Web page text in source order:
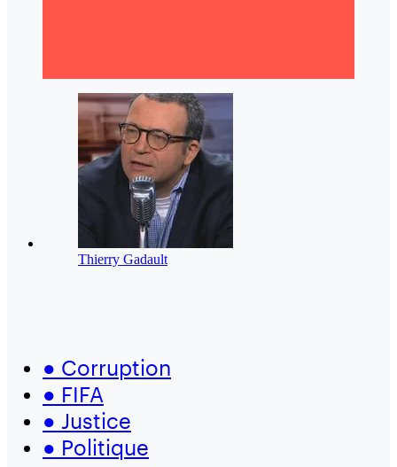
Thierry Gadault
● Corruption
● FIFA
● Justice
● Politique